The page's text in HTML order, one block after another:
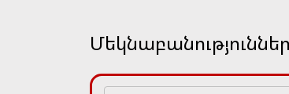
Մեկնաբանություններ